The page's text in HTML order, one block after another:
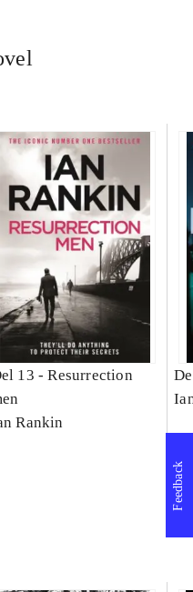
13 -Resurrection
Rankin
Feedback